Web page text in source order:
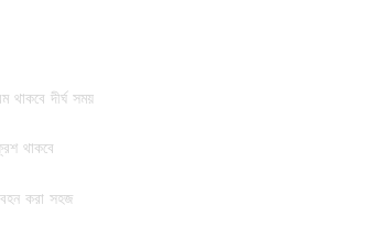
থাকবে দীর্ঘ সময়
থাকবে
বহন করা সহজ